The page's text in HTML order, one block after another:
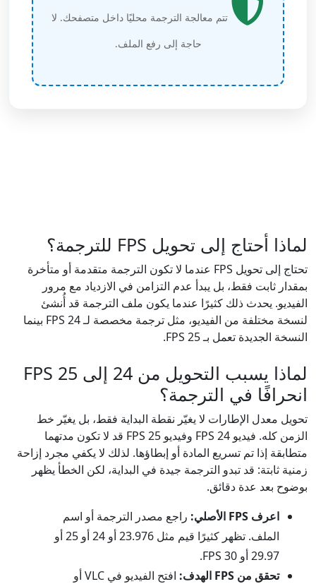
تتم معالجة الترجمة محليًا داخل متصفحك. لا
حاجة إلى رفع الملف.
لماذا أحتاج إلى تحويل FPS للترجمة؟
تحتاج إلى تحويل FPS عندما لا تكون الترجمة متقدمة أو متأخرة
بمقدار ثابت فقط، بل يبدأ عدم التزامن في الازدياد مع مرور
الفيديو. يحدث ذلك كثيرًا عندما يكون ملف الترجمة قد أُنشئ
لنسخة مختلفة من الفيديو، مثل ترجمة مخصصة لـ 24 FPS بينما
النسخة الجديدة تعمل بـ 25 FPS.
لماذا يسبب التحويل من 24 إلى 25 FPS
انحرافًا في الترجمة؟
تحويل معدل الإطارات لا يغيّر نقطة البداية فقط، بل يغيّر خط
الزمن كله. فيديو 24 FPS وفيديو 25 FPS قد لا تكون مدتهما
متطابقة إذا تم تسريع المادة أو إبطاؤها. لذلك لا يكفي مجرد إزاحة
زمنية ثابتة: قد تبدو الترجمة جيدة في البداية، لكن الخطأ يظهر
بوضوح بعد عدة دقائق.
اعرف FPS الأصلي:
راجع مصدر الترجمة أو اسم
الملف. تظهر كثيرًا قيم مثل 23.976 أو 24 أو 25 أو
29.97 أو 30 FPS.
تحقق من FPS الهدف:
افتح الفيديو في VLC أو